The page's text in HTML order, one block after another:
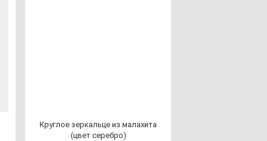
Круг­лое зер­каль­це из ма­ла­хи­та
(цвет се­реб­ро)